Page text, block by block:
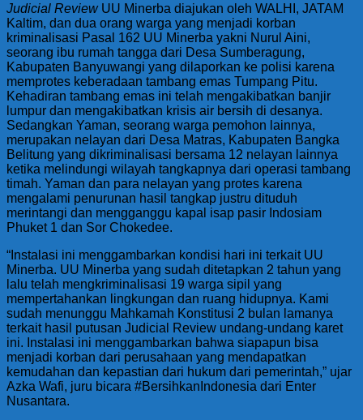
Judicial ReviewUU Minerba diajukan oleh WALHI, JATAM
Kaltim, dan dua orang warga yang menjadi korban
kriminalisasi Pasal 162 UU Minerba yakni Nurul Aini,
seorang ibu rumah tangga dari Desa Sumberagung,
Kabupaten Banyuwangi yang dilaporkan ke polisi karena
memprotes keberadaan tambang emas Tumpang Pitu.
Kehadiran tambang emas ini telah mengakibatkan banjir
lumpur dan mengakibatkan krisis air bersih di desanya.
Sedangkan Yaman, seorang warga pemohon lainnya,
merupakan nelayan dari Desa Matras, Kabupaten Bangka
Belitung yang dikriminalisasi bersama 12 nelayan lainnya
ketika melindungi wilayah tangkapnya dari operasi tambang
timah. Yaman dan para nelayan yang protes karena
mengalami penurunan hasil tangkap justru dituduh
merintangi dan mengganggu kapal isap pasir Indosiam
Phuket 1 dan Sor Chokedee.
“Instalasi ini menggambarkan kondisi hari ini terkait UU
Minerba. UU Minerba yang sudah ditetapkan 2 tahun yang
lalu telah mengkriminalisasi 19 warga sipil yang
mempertahankan lingkungan dan ruang hidupnya. Kami
sudah menunggu Mahkamah Konstitusi 2 bulan lamanya
terkait hasil putusan Judicial Review undang-undang karet
ini. Instalasi ini menggambarkan bahwa siapapun bisa
menjadi korban dari perusahaan yang mendapatkan
kemudahan dan kepastian dari hukum dari pemerintah,” ujar
Azka Wafi, juru bicara #BersihkanIndonesia dari Enter
Nusantara.